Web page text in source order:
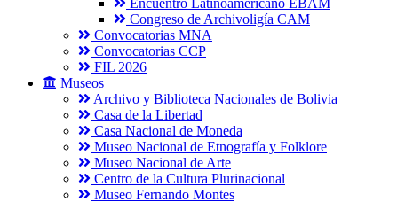
Encuentro Latinoamericano EBAM
Congreso de Archivoligía CAM
Convocatorias MNA
Convocatorias CCP
FIL 2026
Museos
Archivo y Biblioteca Nacionales de Bolivia
Casa de la Libertad
Casa Nacional de Moneda
Museo Nacional de Etnografía y Folklore
Museo Nacional de Arte
Centro de la Cultura Plurinacional
Museo Fernando Montes